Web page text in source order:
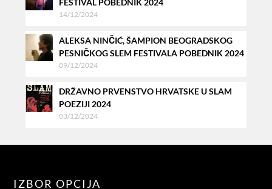
14/12/2024
ALEKSA NINČIĆ, ŠAMPION BEOGRADSKOG
PESNIČKOG SLEM FESTIVALA POBEDNIK 2024
09/12/2024
DRŽAVNO PRVENSTVO HRVATSKE U SLAM
POEZIJI 2024
03/12/2024
IZBOR OPCIJA